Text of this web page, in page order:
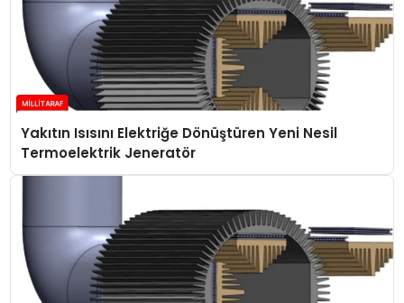
Yakıtın Isısını Elektriğe Dönüştüren Yeni Nesil
Termoelektrik Jeneratör